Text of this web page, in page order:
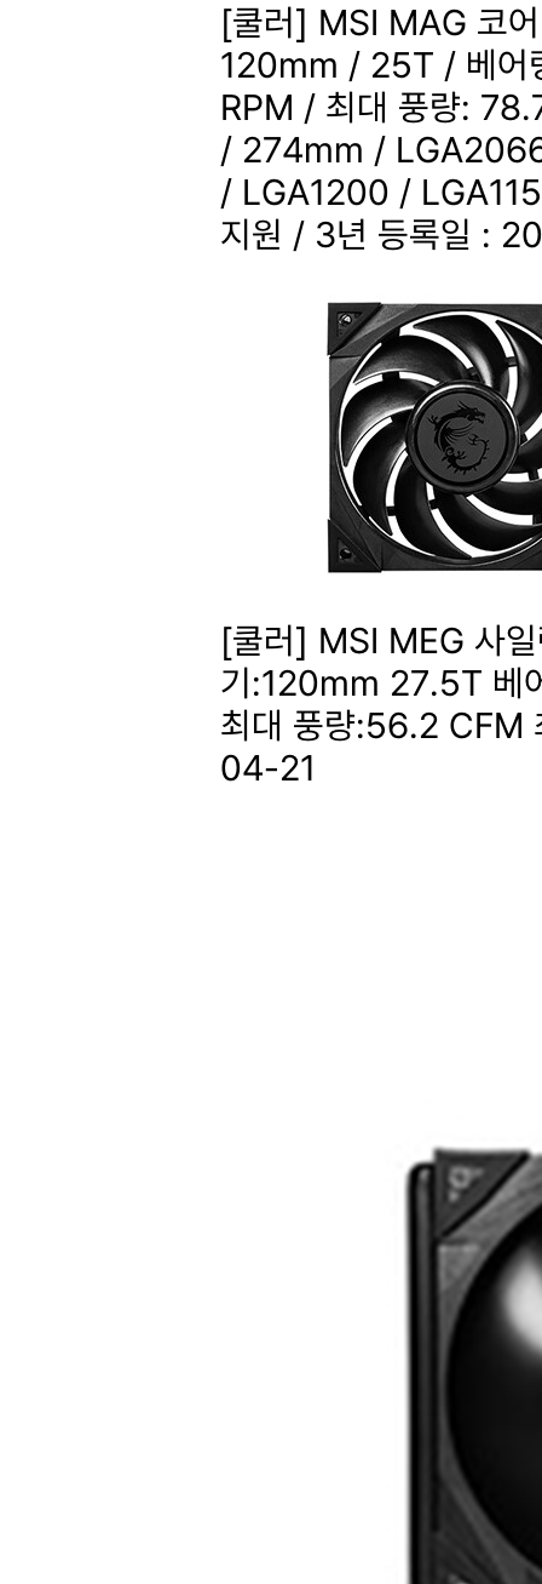
[쿨러] MSI MAG 코
120mm / 25T / 베어
RPM / 최대 풍량:
/ 274mm /
/ LGA1200 /
지원 / 3년 등록일 :
[쿨러] MSI MEG 사
기:120mm 27.5T 베
최대 풍량:56.2 CFM
04-21